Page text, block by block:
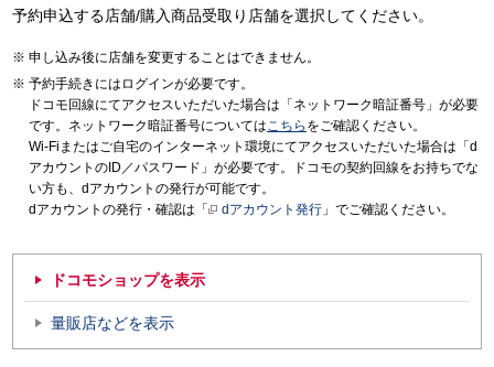
予約申込する店舗/購入商品受取り店舗を選択してください。
申し込み後に店舗を変更することはできません。
予約手続きにはログインが必要です。
ドコモ回線にてアクセスいただいた場合は「ネットワーク暗証番号」が必要
です。ネットワーク暗証番号についてはこちら をご確認ください。
Wi-Fiまたはご自宅のインターネット環境にてアクセスいただいた場合は「d
アカウントのID／パスワード」が必要です。ドコモの契約回線をお持ちでな
い方も、dアカウントの発行が可能です。
dアカウントの発行・確認は「
dアカウント発行 」でご確認ください。
ドコモショップを表示
量販店などを表示